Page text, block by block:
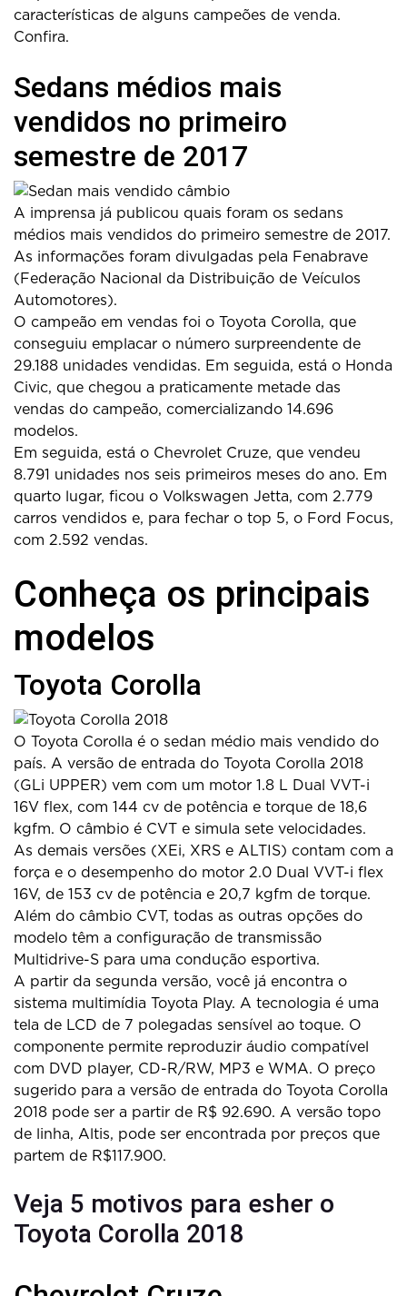
características de alguns campeões de venda.
Confira.
Sedans médios mais
vendidos no primeiro
semestre de 2017
A imprensa já publicou quais foram os sedans
médios mais vendidos do primeiro semestre de 2017.
As informações foram divulgadas pela Fenabrave
(Federação Nacional da Distribuição de Veículos
Automotores).
O campeão em vendas foi o Toyota Corolla, que
conseguiu emplacar o número surpreendente de
29.188 unidades vendidas. Em seguida, está o Honda
Civic, que chegou a praticamente metade das
vendas do campeão, comercializando 14.696
modelos.
Em seguida, está o Chevrolet Cruze, que vendeu
8.791 unidades nos seis primeiros meses do ano. Em
quarto lugar, ficou o Volkswagen Jetta, com 2.779
carros vendidos e, para fechar o top 5, o Ford Focus,
com 2.592 vendas.
Conheça os principais
modelos
Toyota Corolla
O Toyota Corolla é o sedan médio mais vendido do
país. A versão de entrada do Toyota Corolla 2018
(GLi UPPER) vem com um motor 1.8 L Dual VVT-i
16V flex, com 144 cv de potência e torque de 18,6
kgfm. O câmbio é CVT e simula sete velocidades.
As demais versões (XEi, XRS e ALTIS) contam com a
força e o desempenho do motor 2.0 Dual VVT-i flex
16V, de 153 cv de potência e 20,7 kgfm de torque.
Além do câmbio CVT, todas as outras opções do
modelo têm a configuração de transmissão
Multidrive-S para uma condução esportiva.
A partir da segunda versão, você já encontra o
sistema multimídia Toyota Play. A tecnologia é uma
tela de LCD de 7 polegadas sensível ao toque. O
componente permite reproduzir áudio compatível
com DVD player, CD-R/RW, MP3 e WMA. O preço
sugerido para a versão de entrada do Toyota Corolla
2018 pode ser a partir de R$ 92.690. A versão topo
de linha, Altis, pode ser encontrada por preços que
partem de R$117.900.
Veja 5 motivos para esher o
Toyota Corolla 2018